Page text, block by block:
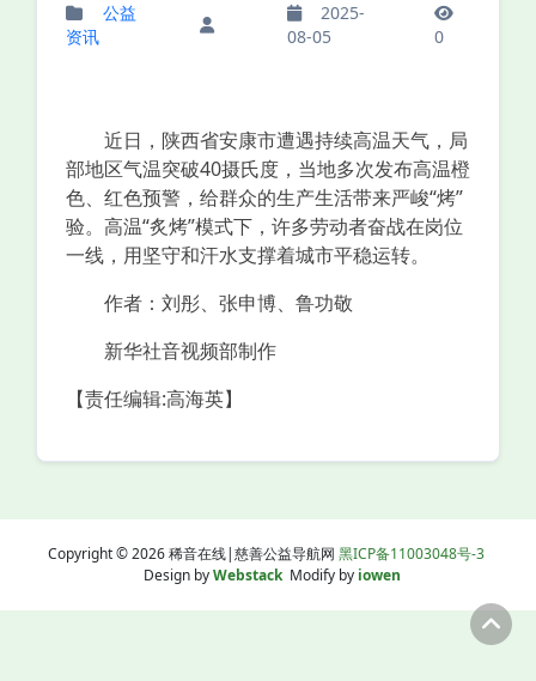
公益
资讯
2025-
08-05
0
近日，陕西省安康市遭遇持续高温天气，局
部地区气温突破40摄氏度，当地多次发布高温橙
色、红色预警，给群众的生产生活带来严峻“烤”
验。高温“炙烤”模式下，许多劳动者奋战在岗位
一线，用坚守和汗水支撑着城市平稳运转。
作者：刘彤、张申博、鲁功敬
新华社音视频部制作
【责任编辑:高海英】
Copyright © 2026 稀音在线|慈善公益导航网 黑ICP备11003048号-3
Design byWebstackModify by iowen